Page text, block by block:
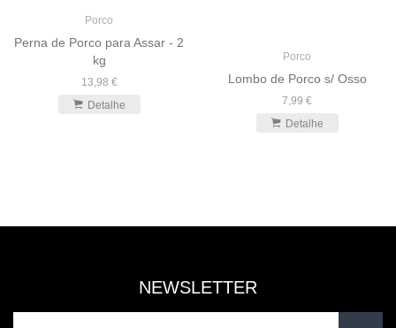
Porco
Perna de Porco para Assar - 2
kg
13,98 €
Detalhe
Porco
Lombo de Porco s/ Osso
7,99 €
Detalhe
NEWSLETTER